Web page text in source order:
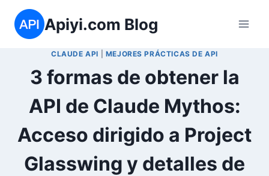
Saltar
contenido
Apiyi.com Blog
CLAUDE API MEJORES PRÁCTICAS DE API
3 formas de obtener la
API de Claude Mythos:
Acceso dirigido a Project
Glasswing y detalles de